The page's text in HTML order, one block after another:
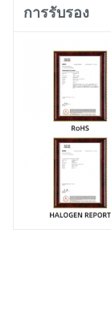
การรับรอง